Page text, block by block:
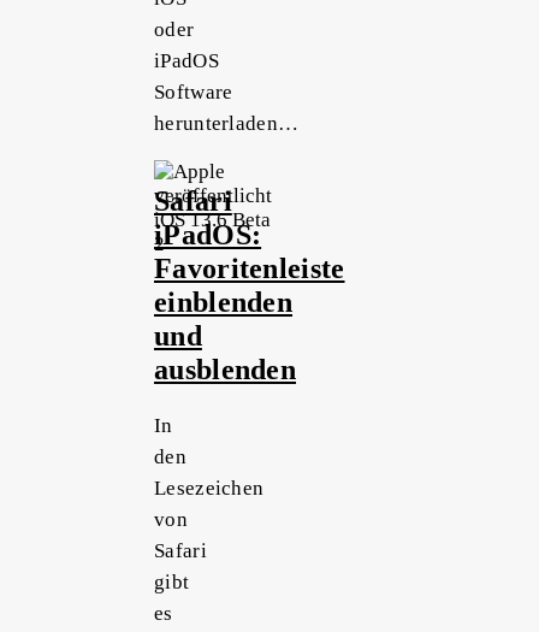
oder
iPadOS
Software
herunterladen…
Safari
iPadOS:
Favoritenleiste
einblenden
und
ausblenden
In
den
Lesezeichen
von
Safari
gibt
es